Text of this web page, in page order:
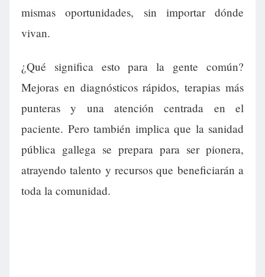
mismas oportunidades, sin importar dónde
vivan.
¿Qué significa esto para la gente común?
Mejoras en diagnósticos rápidos, terapias más
punteras y una atención centrada en el
paciente. Pero también implica que la sanidad
pública gallega se prepara para ser pionera,
atrayendo talento y recursos que beneficiarán a
toda la comunidad.